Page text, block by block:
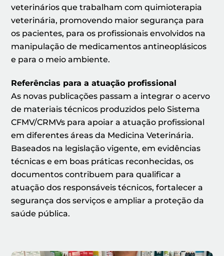
veterinários que trabalham com quimioterapia
veterinária, promovendo maior segurança para
os pacientes, para os profissionais envolvidos na
manipulação de medicamentos antineoplásicos
e para o meio ambiente.
Referências para a atuação profissional
As novas publicações passam a integrar o acervo
de materiais técnicos produzidos pelo Sistema
CFMV/CRMVs para apoiar a atuação profissional
em diferentes áreas da Medicina Veterinária.
Baseados na legislação vigente, em evidências
técnicas e em boas práticas reconhecidas, os
documentos contribuem para qualificar a
atuação dos responsáveis técnicos, fortalecer a
segurança dos serviços e ampliar a proteção da
saúde pública.